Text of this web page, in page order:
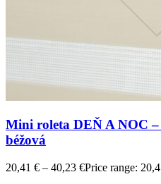
Mini roleta DEŇ A NOC
béžová
20,41 € – 40,23 €Price range: